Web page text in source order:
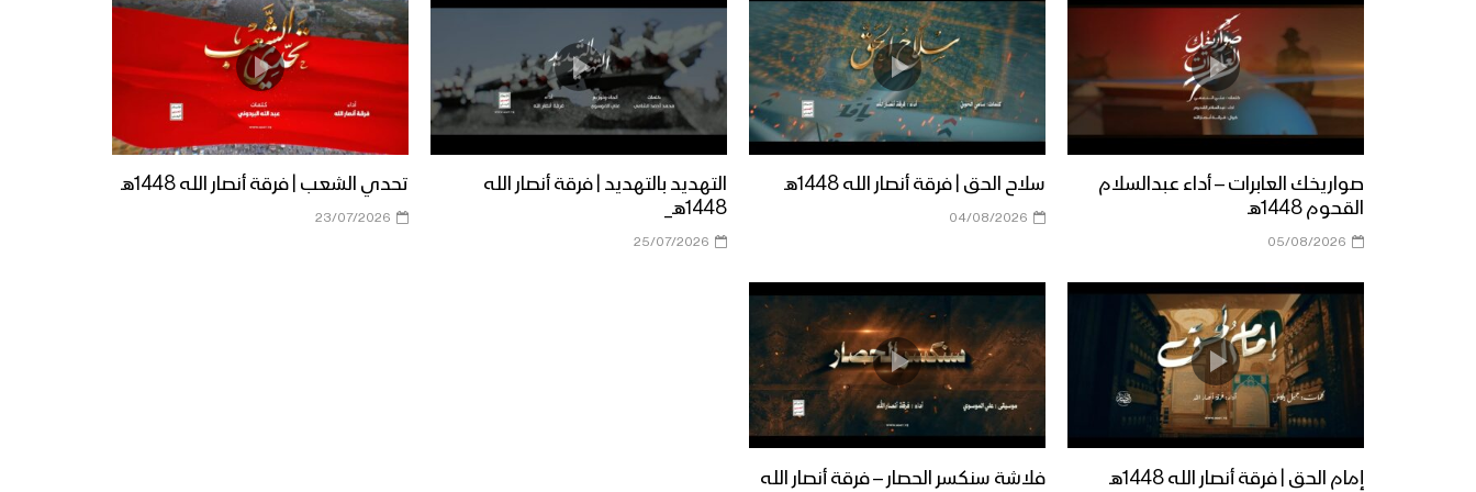
نشيد موقف وسلاح | فرقة
أنصار الله – 1440هـ
مونتاج نشيد أتيت إليك | فرقة
أنصار الله – 1440هـ
صواريخك العابرات – أداء عبدالسلام
القحوم 1448هـ
05/08/2026
سلاح الحق | فرقة أنصار الله 1448هـ
04/08/2026
التهديد بالتهديد | فرقة أنصار الله
1448هـ_
25/07/2026
تحدي الشعب | فرقة أنصار الله 1448هـ
23/07/2026
إمام الحق | فرقة أنصار الله 1448هـ فلاشة سنكسر الحصار – فرقة أنصار الله